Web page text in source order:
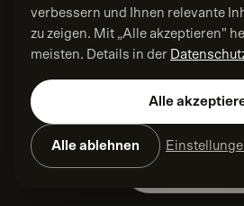
verbessern und Ihnen relevante
zu zeigen. Mit „Alle akzeptieren"
meisten. Details in der
Alle
Alle ablehnen